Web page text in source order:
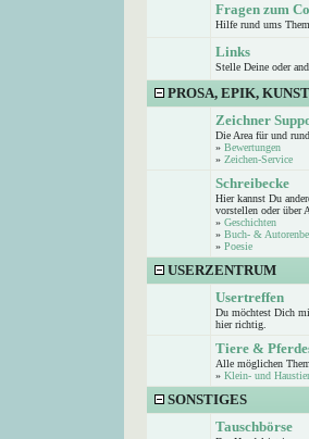
Fragen zum
Hilfe rund ums
Links
Stelle Deine oder
PROSA, EPIK, KUNST
Zeichner
Die Area für und
» Bewertungen
» Zeichen-Service
Schreibecke
Hier kannst Du
vorstellen oder über
» Geschichten
» Buch- &
» Poesie
USERZENTRUM
Usertreffen
Du möchtest Dich
hier richtig.
Tiere &
Alle möglichen
» Klein- und
SONSTIGES
Tauschbörse